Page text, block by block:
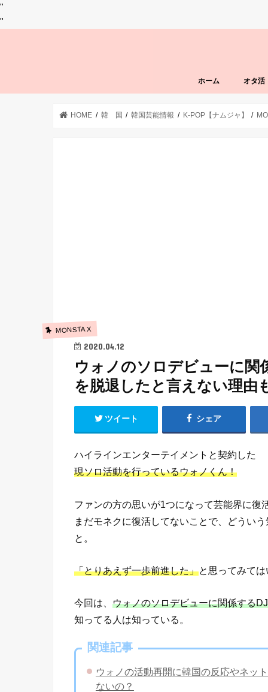
"
"
ホーム オタ活
HOME 韓 国 韓国芸能情報 K-POP【ナムジャ】
MONSTA X
2020.04.12
ウォノのソロデビューに関
を脱退したと言えない理由
ツイート シェア
ハイラインエンターテイメントと契約した
現ソロ活動を行っているウォノくん！
ファンの方の思いが1つになって芸能界に復
まだモネクに復活してないことで、どうい
と。
「とりあえず一歩前進した」と思ってみて
今回は、 ウォノのソロデビューに関係する
知ってる人は知っている。
関連記事
ウォノの活動再開に韓国の反応やネッ
ないの？